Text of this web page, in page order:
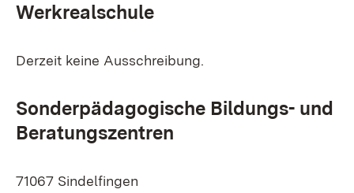
Werkrealschule
Derzeit keine Ausschreibung.
Sonderpädagogische Bildungs- und
Beratungszentren
71067 Sindelfingen